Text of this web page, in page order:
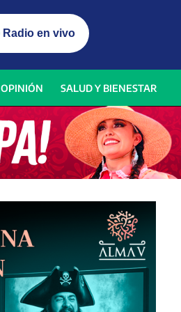
Radio en vivo
OPINIÓN SALUD Y BIENESTAR